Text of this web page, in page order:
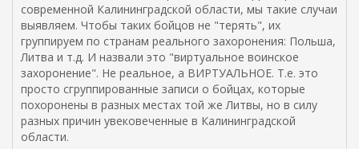
современной Калининградской области, мы такие случаи
выявляем. Чтобы таких бойцов не "терять", их
группируем по странам реального захоронения: Польша,
Литва и т.д. И назвали это "виртуальное воинское
захоронение". Не реальное, а ВИРТУАЛЬНОЕ. Т.е. это
просто сгруппированные записи о бойцах, которые
похоронены в разных местах той же Литвы, но в силу
разных причин увековеченные в Калининградской
области.